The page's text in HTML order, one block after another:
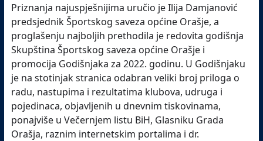
Priznanja najuspješnijima uručio je Ilija Damjanović
predsjednik Športskog saveza općine Orašje, a
proglašenju najboljih prethodila je redovita godišnja
Skupština Športskog saveza općine Orašje i
promocija Godišnjaka za 2022. godinu. U Godišnjaku
je na stotinjak stranica odabran veliki broj priloga o
radu, nastupima i rezultatima klubova, udruga i
pojedinaca, objavljenih u dnevnim tiskovinama,
ponajviše u Večernjem listu BiH, Glasniku Grada
Orašja, raznim internetskim portalima i dr.